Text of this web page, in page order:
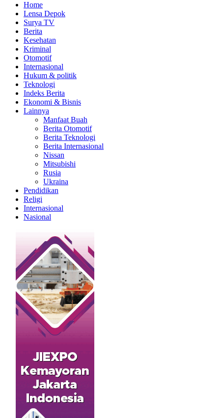
Home
Lensa Depok
Surya TV
Berita
Kesehatan
Kriminal
Otomotif
Internasional
Hukum & politik
Teknologi
Indeks Berita
Ekonomi & Bisnis
Lainnya
Manfaat Buah
Berita Otomotif
Berita Teknologi
Berita Internasional
Nissan
Mitsubishi
Rusia
Ukraina
Pendidikan
Religi
Internasional
Nasional